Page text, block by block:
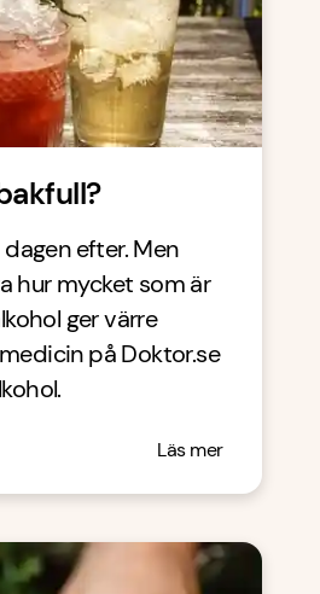
efter. Men
hur mycket som är
ger värre
på Doktor.se
Läs mer